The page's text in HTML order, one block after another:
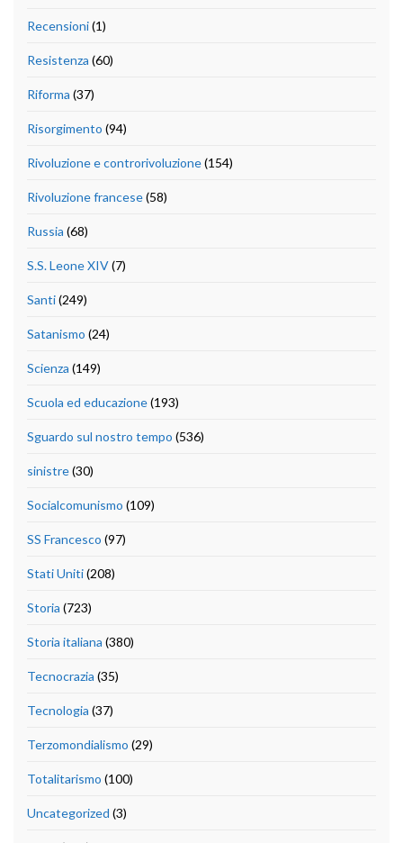
Recensioni(1)
Resistenza (60)
Riforma (37)
Risorgimento (94)
Rivoluzione e controrivoluzione(154)
Rivoluzione francese(58)
Russia (68)
S.S. Leone XIV(7)
Santi(249)
Satanismo (24)
Scienza (149)
Scuola ed educazione(193)
Sguardo sul nostro tempo (536)
sinistre(30)
Socialcomunismo (109)
SS Francesco (97)
Stati Uniti(208)
Storia (723)
Storia italiana (380)
Tecnocrazia (35)
Tecnologia (37)
Terzomondialismo (29)
Totalitarismo (100)
Uncategorized (3)